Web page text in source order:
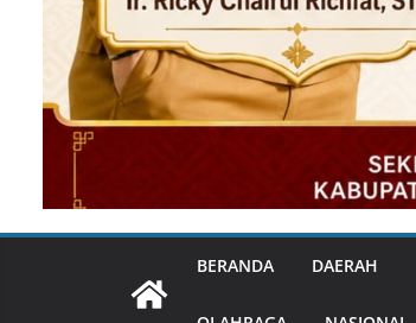
BERANDA DAERAH